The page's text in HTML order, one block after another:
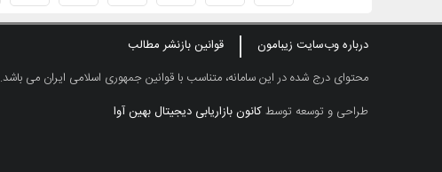
درباره وب‌سایت زیبامون
قوانین بازنشر مطالب
محتوای درج شده در این سامانه، متناسب با قوانین جمهوری اسلامی ایران می باشد.
طراحی و توسعه توسطکانون بازاریابی دیجیتال بهین آوا